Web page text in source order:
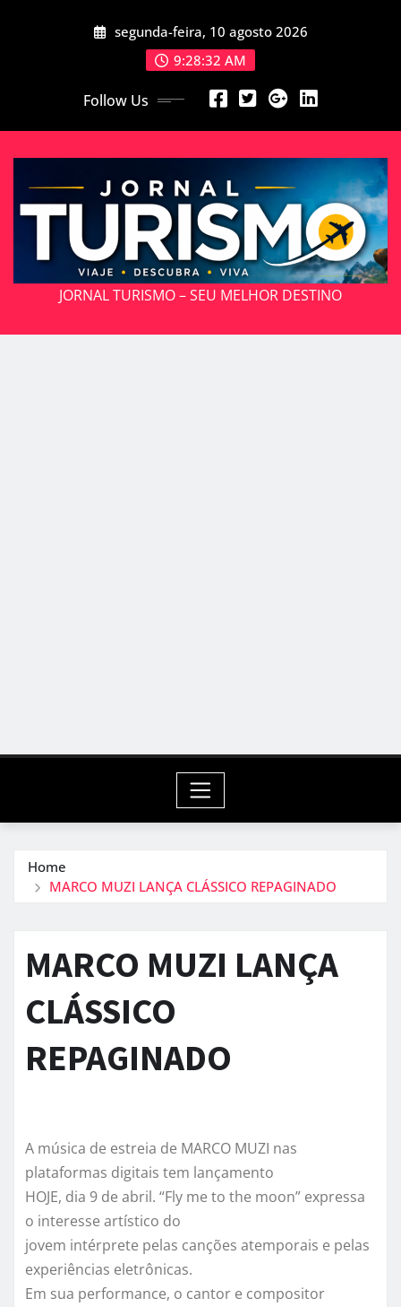
segunda-feira, 10 agosto 2026
9:28:34 AM
Follow Us
JORNAL TURISMO – SEU MELHOR DESTINO
Home
MARCO MUZI LANÇA CLÁSSICO REPAGINADO
MARCO MUZI LANÇA
CLÁSSICO
REPAGINADO
A música de estreia de MARCO MUZI nas
plataformas digitais tem lançamento
HOJE, dia 9 de abril. “Fly me to the moon” expressa
o interesse artístico do
jovem intérprete pelas canções atemporais e pelas
experiências eletrônicas.
Em sua performance, o cantor e compositor